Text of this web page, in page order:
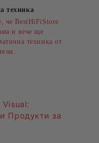
техника
че BestHiFiStore
и вече ще
техника от
Продукти за